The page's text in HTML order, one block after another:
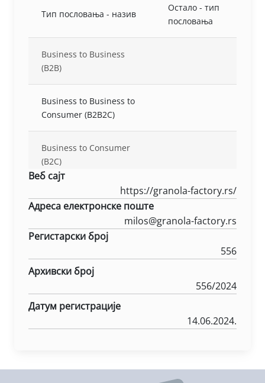
Тип пословања - назив
Остало - тип
пословања
Business to Business
(B2B)
Business to Business to
Consumer (B2B2C)
Business to Consumer
(B2C)
Веб сајт
https://granola-factory.rs/
Адреса електронске поште
milos@granola-factory.rs
Регистарски број
556
Архивски број
556/2024
Датум регистрације
14.06.2024.